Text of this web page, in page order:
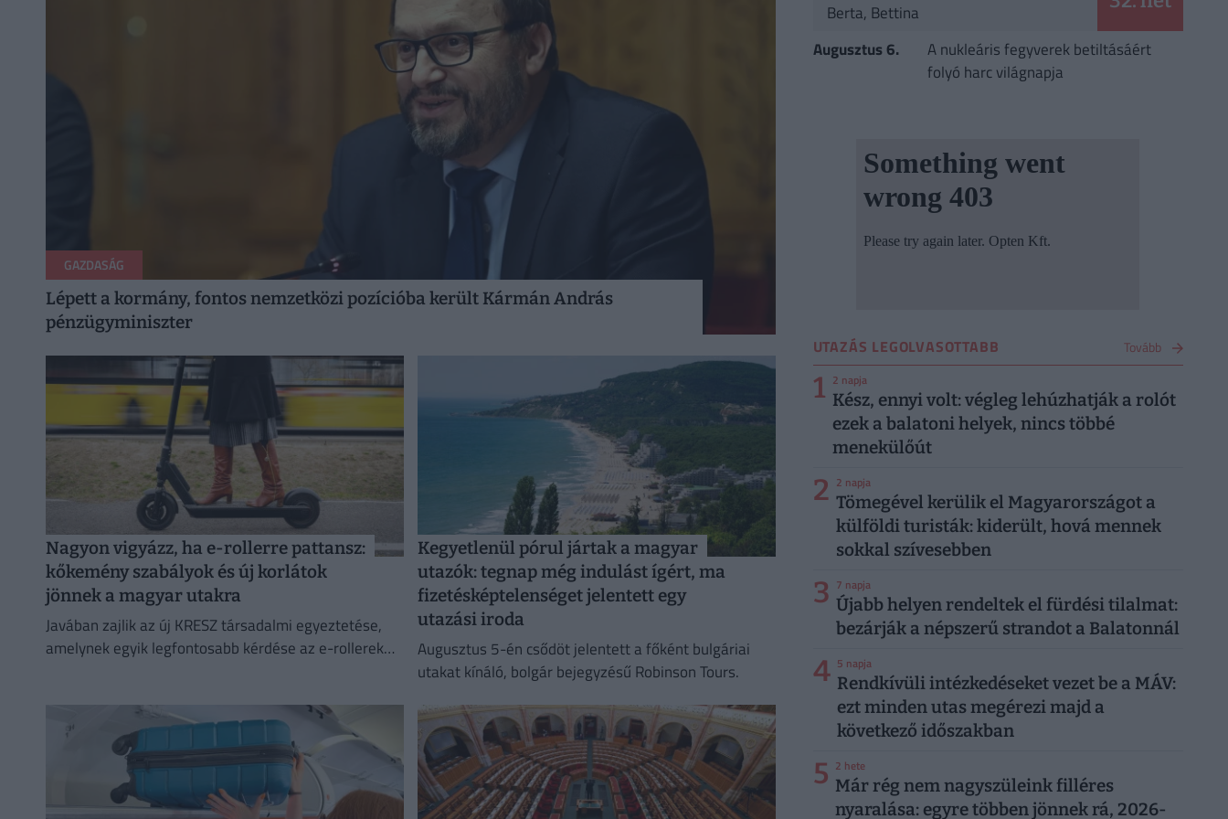
GAZDASÁG
Lépett a kormány, fontos nemzetközi pozícióba került Kármán András
pénzügyminiszter
Nagyon vigyázz, ha e-rollerre pattansz:
kőkemény szabályok és új korlátok
jönnek a magyar utakra
Javában zajlik az új KRESZ társadalmi egyeztetése,
amelynek egyik legfontosabb kérdése az e-rollerek
Kegyetlenül pórul jártak a magyar
utazók: tegnap még indulást ígért, ma
fizetésképtelenséget jelentett egy
utazási iroda
Augusztus 5-én csődöt jelentett a főként bulgáriai
utakat kínáló, bolgár bejegyzésű Robinson Tours.
Berta, Bettina
Augusztus 6.
A nukleáris fegyverek betiltásáért
folyó harc világnapja
UTAZÁS LEGOLVASOTTABB Tovább
1 2 napja
Kész, ennyi volt: végleg lehúzhatják a rolót
ezek a balatoni helyek, nincs többé
menekülőút
2 2 napja
Tömegével kerülik el Magyarországot a
külföldi turisták: kiderült, hová mennek
sokkal szívesebben
3 7 napja
Újabb helyen rendeltek el fürdési tilalmat:
bezárják a népszerű strandot a Balatonnál
4 5 napja
Rendkívüli intézkedéseket vezet be a MÁV:
ezt minden utas megérezi majd a
következő időszakban
5 2 hete
Már rég nem nagyszüleink filléres
nyaralása: egyre többen jönnek rá, 2026-